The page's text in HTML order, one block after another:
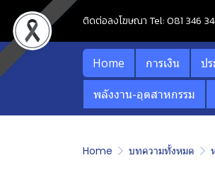
ติดต่อลงโฆษณา Tel: 081 346
Home การเงิน ป
พลังงาน-อุตสาหกรรม
Home บทความทั้งหมด